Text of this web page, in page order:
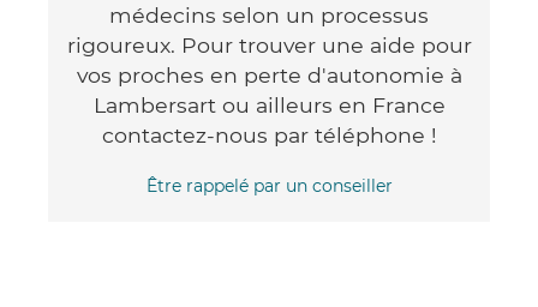
médecins selon un processus
rigoureux. Pour trouver une aide pour
vos proches en perte d'autonomie à
Lambersart ou ailleurs en France
contactez-nous par téléphone !
Être rappelé par un conseiller